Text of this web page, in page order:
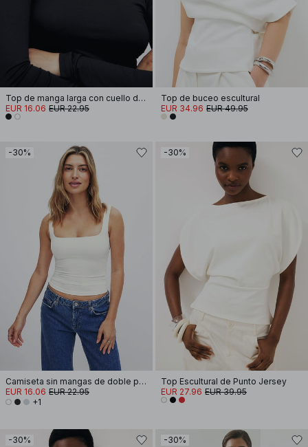
Top de manga larga con cuello de embudo Soft Line
EUR 16.06 EUR 22.95
Top de buceo escultural
EUR 34.96 EUR 49.95
-30%
Camiseta sin mangas de doble pliegue
EUR 16.06 EUR 22.95
+1
-30%
Top Escultural de Punto Jersey
EUR 27.96 EUR 39.95
-30% -30%